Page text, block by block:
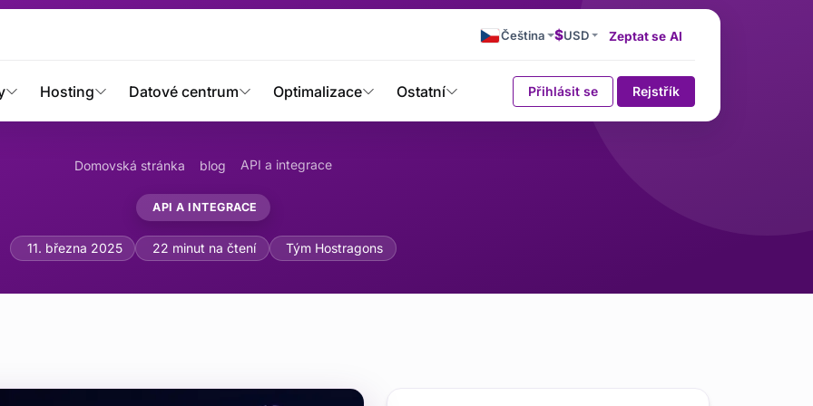
Čeština $USD Zeptat se AI
Hosting Datové centrum Optimalizace Ostatní Přihlásit se Rejstřík
Domovská stránka blog API a integrace
API A INTEGRACE
pro integraci více rozhraní API
11. března 2025 22 minut na čtení Tým Hostragons